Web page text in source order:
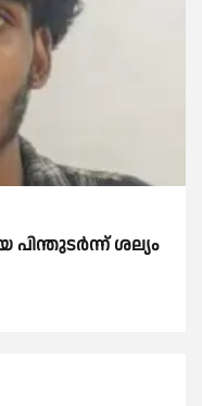
പിന്തുടർന്ന് ശല്യം